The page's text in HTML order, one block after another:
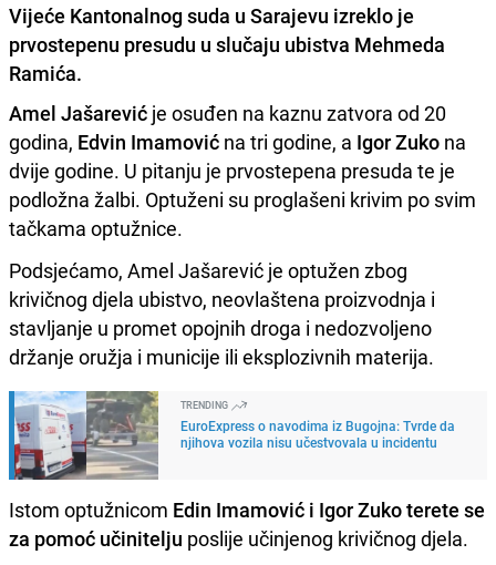
Vijeće Kantonalnog suda u Sarajevu izreklo je
prvostepenu presudu u slučaju ubistva Mehmeda
Ramića.
Amel Jašarević je osuđen na kaznu zatvora od 20
godina, Edvin Imamović na tri godine, a Igor Zuko na
dvije godine. U pitanju je prvostepena presuda te je
podložna žalbi. Optuženi su proglašeni krivim po svim
tačkama optužnice.
Podsjećamo, Amel Jašarević je optužen zbog
krivičnog djela ubistvo, neovlaštena proizvodnja i
stavljanje u promet opojnih droga i nedozvoljeno
držanje oružja i municije ili eksplozivnih materija.
TRENDING
EuroExpress o navodima iz Bugojna: Tvrde da
njihova vozila nisu učestvovala u incidentu
Istom optužnicom Edin Imamović i Igor Zuko terete se
za pomoć učinitelju poslije učinjenog krivičnog djela.